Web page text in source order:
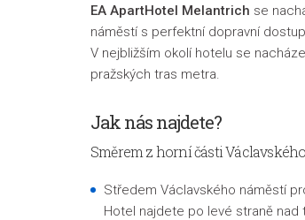
EA ApartHotel Melantrich se
náměstí s perfektní dopravní
V nejbližším okolí hotelu se
pražských tras metra.
Jak nás najdete?
Směrem z horní části
Středem Václavského náměstí
Hotel najdete po levé straně nad